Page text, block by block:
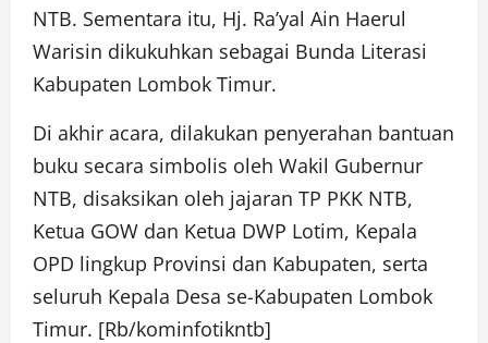
NTB. Sementara itu, Hj. Ra’yal Ain Haerul
Warisin dikukuhkan sebagai Bunda Literasi
Kabupaten Lombok Timur.
Di akhir acara, dilakukan penyerahan bantuan
buku secara simbolis oleh Wakil Gubernur
NTB, disaksikan oleh jajaran TP PKK NTB,
Ketua GOW dan Ketua DWP Lotim, Kepala
OPD lingkup Provinsi dan Kabupaten, serta
seluruh Kepala Desa se-Kabupaten Lombok
Timur. [Rb/kominfotikntb]